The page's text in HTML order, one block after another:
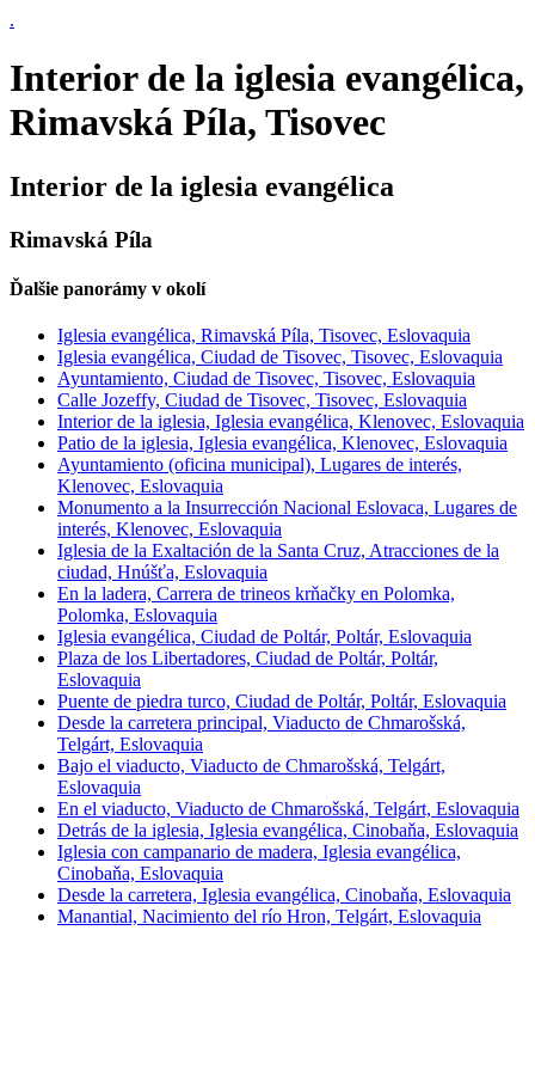
.
Interior de la iglesia evangélica,
Rimavská Píla, Tisovec
Interior de la iglesia evangélica
Rimavská Píla
Ďalšie panorámy v okolí
Iglesia evangélica, Rimavská Píla, Tisovec, Eslovaquia
Iglesia evangélica, Ciudad de Tisovec, Tisovec, Eslovaquia
Ayuntamiento, Ciudad de Tisovec, Tisovec, Eslovaquia
Calle Jozeffy, Ciudad de Tisovec, Tisovec, Eslovaquia
Interior de la iglesia, Iglesia evangélica, Klenovec, Eslovaquia
Patio de la iglesia, Iglesia evangélica, Klenovec, Eslovaquia
Ayuntamiento (oficina municipal), Lugares de interés,
Klenovec, Eslovaquia
Monumento a la Insurrección Nacional Eslovaca, Lugares de
interés, Klenovec, Eslovaquia
Iglesia de la Exaltación de la Santa Cruz, Atracciones de la
ciudad, Hnúšťa, Eslovaquia
En la ladera, Carrera de trineos krňačky en Polomka,
Polomka, Eslovaquia
Iglesia evangélica, Ciudad de Poltár, Poltár, Eslovaquia
Plaza de los Libertadores, Ciudad de Poltár, Poltár,
Eslovaquia
Puente de piedra turco, Ciudad de Poltár, Poltár, Eslovaquia
Desde la carretera principal, Viaducto de Chmarošská,
Telgárt, Eslovaquia
Bajo el viaducto, Viaducto de Chmarošská, Telgárt,
Eslovaquia
En el viaducto, Viaducto de Chmarošská, Telgárt, Eslovaquia
Detrás de la iglesia, Iglesia evangélica, Cinobaňa, Eslovaquia
Iglesia con campanario de madera, Iglesia evangélica,
Cinobaňa, Eslovaquia
Desde la carretera, Iglesia evangélica, Cinobaňa, Eslovaquia
Manantial, Nacimiento del río Hron, Telgárt, Eslovaquia